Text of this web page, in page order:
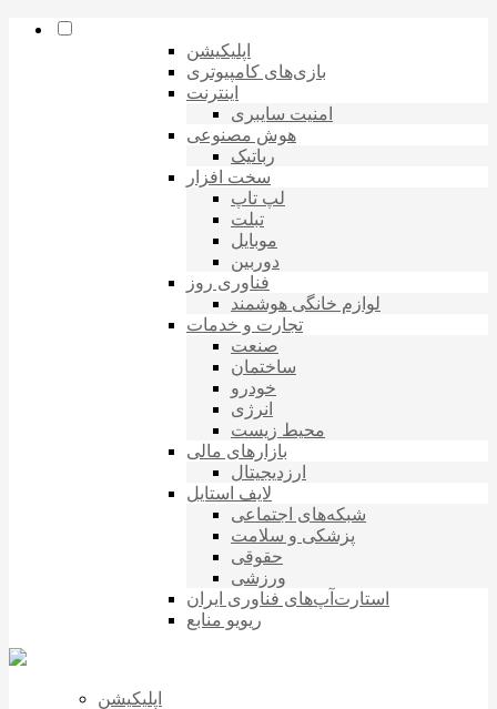
اپلیکیشن
بازی‌های کامپیوتری
اینترنت
امنیت سایبری
هوش مصنوعی
رباتیک
سخت افزار
لپ تاپ
تبلت
موبایل
دوربین
فناوری روز
لوازم خانگی هوشمند
تجارت و خدمات
صنعت
ساختمان
خودرو
انرژی
محیط زیست
بازارهای مالی
ارزدیجیتال
لایف استایل
شبکه‌های اجتماعی
پزشکی و سلامت
حقوقی
ورزشی
استارت‌آپ‌های فناوری ایران
ریویو منابع
اپلیکیشن